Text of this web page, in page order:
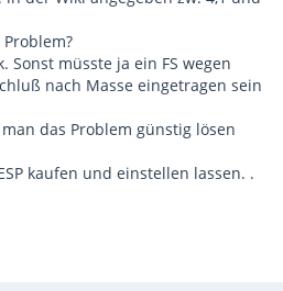
Sonst müsste ja ein FS wegen
nach Masse eingetragen sein
das Problem günstig lösen
kaufen und einstellen lassen. .